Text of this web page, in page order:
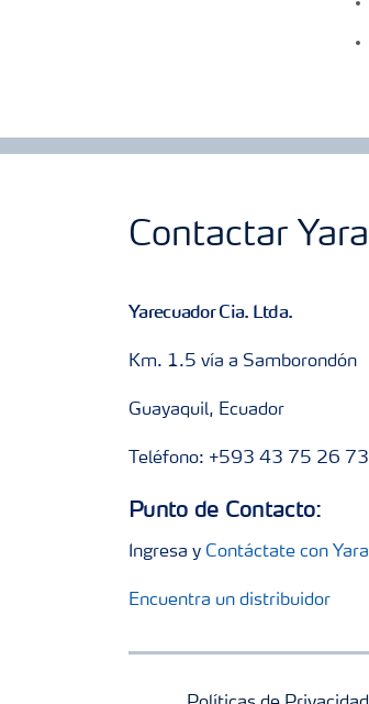
Contactar Yara
Yarecuador Cia. Ltda.
Km. 1.5 vía a Samborondón
Guayaquil, Ecuador
Teléfono: +593 43 75 26 73
Punto de Contacto:
Ingresa y Contáctate con Yara
Encuentra un distribuidor